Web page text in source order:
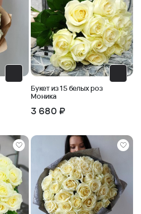
Букет из 15 белых роз
Моника
3 680 ₽